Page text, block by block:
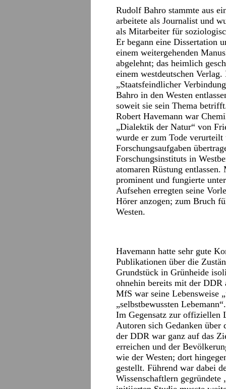
Rudolf Bahro stammte aus
arbeitete als Journalist und
als Mitarbeiter für
Er begann eine Dissertation
einem weitergehenden
abgelehnt; das heimlich
einem westdeutschen
„Staatsfeindlicher
Bahro in den Westen
soweit sie sein Thema
Robert Havemann war
„Dialektik der Natur“ von
wurde er zum Tode
Forschungsaufgaben
Forschungsinstituts in
atomaren Rüstung
prominent und fungierte
Aufsehen erregten seine
Hörer anzogen; zum Bruch
Westen.
Havemann hatte sehr gute
Publikationen über die
Grundstück in Grünheide
ohnehin bereits mit der DDR
MfS war seine Lebensweise
„selbstbewussten Lebemann“.
Im Gegensatz zur offiziellen
Autoren sich Gedanken über
der DDR war ganz auf das
erreichen und der
wie der Westen; dort
gestellt. Führend war dabei
Wissenschaftlern